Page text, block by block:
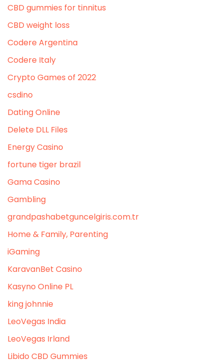
CBD gummies for tinnitus
CBD weight loss
Codere Argentina
Codere Italy
Crypto Games of 2022
csdino
Dating Online
Delete DLL Files
Energy Casino
fortune tiger brazil
Gama Casino
Gambling
grandpashabetguncelgiris.com.tr
Home & Family, Parenting
iGaming
KaravanBet Casino
Kasyno Online PL
king johnnie
LeoVegas India
LeoVegas Irland
Libido CBD Gummies